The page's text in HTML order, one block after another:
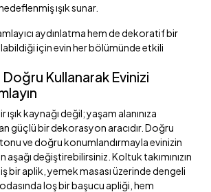
ışık sunar.
aydınlatma hem de dekoratif bir
için evin her bölümünde etkili
Doğru Kullanarak Evinizi
ışık kaynağı değil; yaşam alanınıza
güçlü bir dekorasyon aracıdır. Doğru
ve doğru konumlandırmayla evinizin
değiştirebilirsiniz. Koltuk takımınızın
bir aplik, yemek masası üzerinde dengeli
loş bir başucu apliği, hem